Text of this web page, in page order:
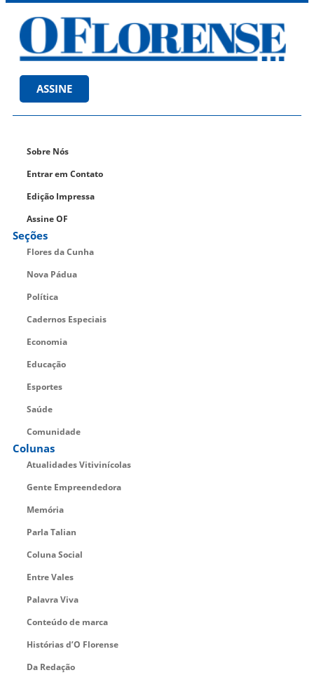
ASSINE
Sobre Nós
Entrar em Contato
Edição Impressa
Assine OF
Seções
Flores da Cunha
Nova Pádua
Política
Cadernos Especiais
Economia
Educação
Esportes
Saúde
Comunidade
Colunas
Atualidades Vitivinícolas
Gente Empreendedora
Memória
Parla Talian
Coluna Social
Entre Vales
Palavra Viva
Conteúdo de marca
Histórias d’O Florense
Da Redação